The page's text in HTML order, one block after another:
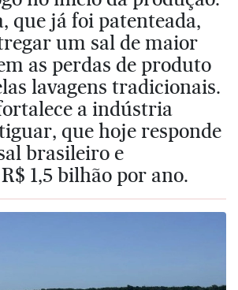
que já foi patenteada,
um sal de maior
as perdas de produto
lavagens tradicionais.
a indústria
que hoje responde
brasileiro e
1,5 bilhão por ano.